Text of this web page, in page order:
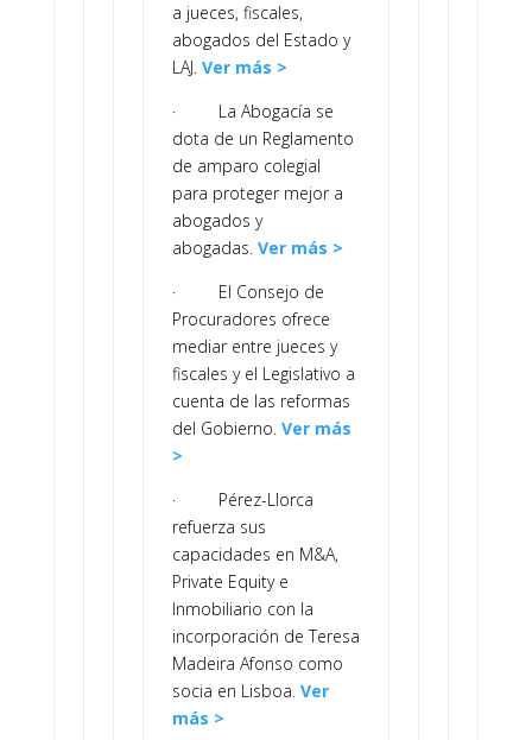
a jueces, fiscales,
abogados del Estado y
LAJ. Ver más >
· La Abogacía se
dota de un Reglamento
de amparo colegial
para proteger mejor a
abogados y
abogadas. Ver más >
· El Consejo de
Procuradores ofrece
mediar entre jueces y
fiscales y el Legislativo a
cuenta de las reformas
del Gobierno.Ver más
>
· Pérez-Llorca
refuerza sus
capacidades en M&A,
Private Equity e
Inmobiliario con la
incorporación de Teresa
Madeira Afonso como
socia en Lisboa. Ver
más >